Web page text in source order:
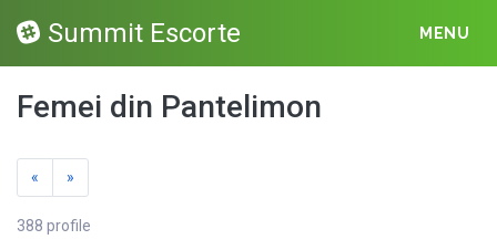
Summit Escorte MENU
Femei din Pantelimon
« »
388 profile